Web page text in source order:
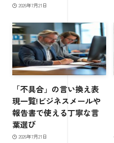
2026年7月21日
「不具合」の言い換え表
現一覧!ビジネスメールや
報告書で使える丁寧な言
葉選び
2026年7月21日